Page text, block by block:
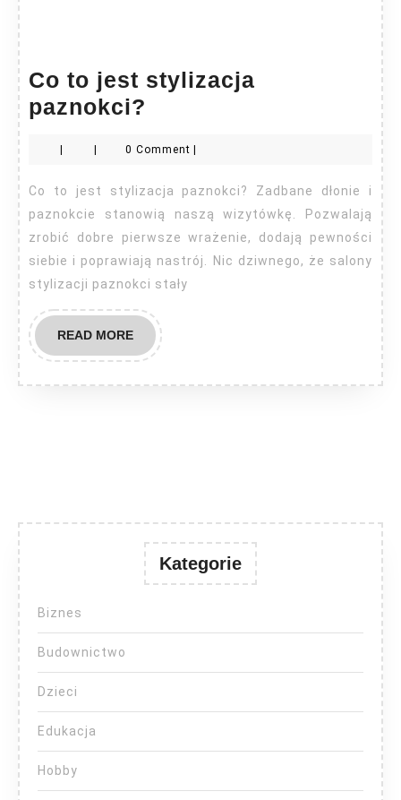
Co to jest stylizacja
paznokci?
jest
stylizacja
paznokci?
0 Comment
Co to jest stylizacja paznokci? Zadbane dłonie i
paznokcie stanowią naszą wizytówkę. Pozwalają
zrobić dobre pierwsze wrażenie, dodają pewności
siebie i poprawiają nastrój. Nic dziwnego, że salony
stylizacji paznokci stały
READ MOREREAD
MORE
Kategorie
Biznes
Budownictwo
Dzieci
Edukacja
Hobby